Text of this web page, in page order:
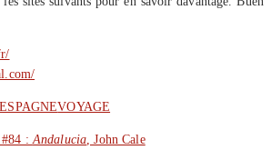
ESPAGNEVOYAGE
#84 :Andalucia, John Cale